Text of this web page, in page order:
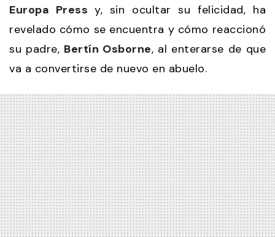
Europa Pressy, sin ocultar su felicidad, ha
revelado cómo se encuentra y cómo reaccionó
su padre, Bertín Osborne, al enterarse de que
va a convertirse de nuevo en abuelo.